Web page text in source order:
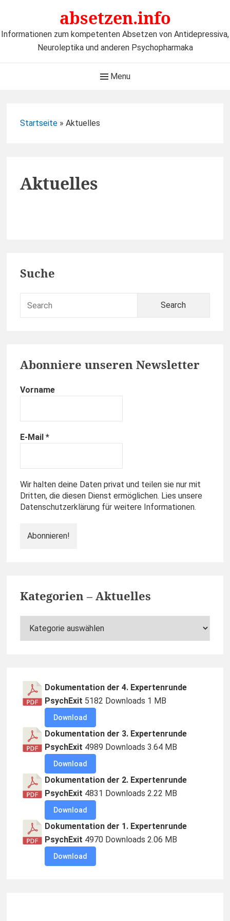
content
absetzen.info
Informationen zum kompetenten Absetzen von Antidepressiva,
Neuroleptika und anderen Psychopharmaka
Menu
Startseite » Aktuelles
Aktuelles
Suche
Abonniere unseren Newsletter
Vorname
E-Mail *
Wir halten deine Daten privat und teilen sie nur mit
Dritten, die diesen Dienst ermöglichen. Lies unsere
Datenschutzerklärung für weitere Informationen.
Kategorien – Aktuelles
Footer
Widgets
Dokumentation der 4. Expertenrunde
PsychExit 5182 Downloads 1 MB
Download
Dokumentation der 3. Expertenrunde
PsychExit 4989 Downloads 3.64 MB
Download
Dokumentation der 2. Expertenrunde
PsychExit 4831 Downloads 2.22 MB
Download
Dokumentation der 1. Expertenrunde
PsychExit 4970 Downloads 2.06 MB
Download